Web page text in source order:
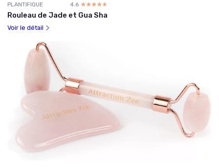
PLANTIFIQUE 4.6 ☆☆☆☆☆
★★★★★
Rouleau de Jade et Gua Sha
Voir le détail